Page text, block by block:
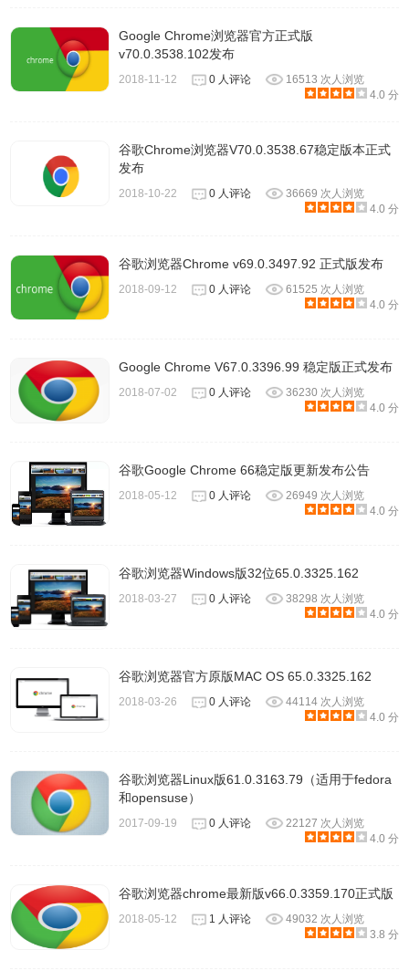
Google Chrome浏览器官方正式版
v70.0.3538.102发布
2018-11-12 0 人评论
16513 次人浏览
4.0 分
谷歌Chrome浏览器V70.0.3538.67稳定版本正式
发布
2018-10-22 0 人评论
36669 次人浏览
4.0 分
谷歌浏览器Chrome v69.0.3497.92 正式版发布
2018-09-12 0 人评论
61525 次人浏览
4.0 分
Google Chrome V67.0.3396.99 稳定版正式发布
2018-07-02 0 人评论
36230 次人浏览
4.0 分
谷歌Google Chrome 66稳定版更新发布公告
2018-05-12 0 人评论
26949 次人浏览
4.0 分
谷歌浏览器Windows版32位65.0.3325.162
2018-03-27 0 人评论
38298 次人浏览
4.0 分
谷歌浏览器官方原版MAC OS 65.0.3325.162
2018-03-26 0 人评论
44114 次人浏览
4.0 分
谷歌浏览器Linux版61.0.3163.79（适用于fedora
和opensuse）
2017-09-19 0 人评论
22127 次人浏览
4.0 分
谷歌浏览器chrome最新版v66.0.3359.170正式版
2018-05-12 1 人评论
49032 次人浏览
3.8 分